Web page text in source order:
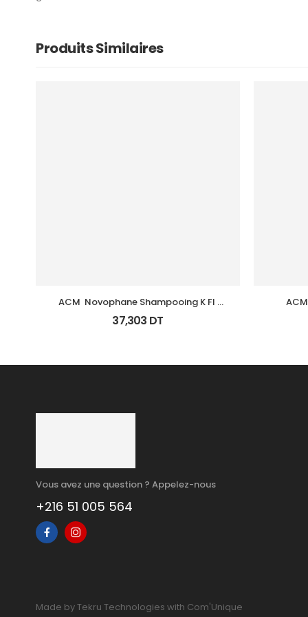
Produits Similaires
ACM  Novophane Shampooing K Fl
125Ml
37,303 DT
Vous avez une question ? Appelez-nous
+216 51 005 564
Made by Tekru Technologies with Com'Unique